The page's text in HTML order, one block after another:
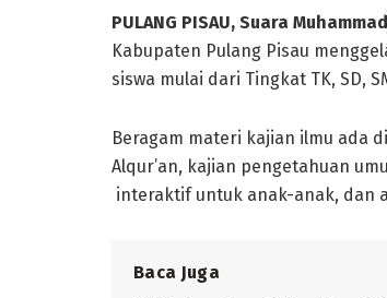
PULANG PISAU, Suara
Kabupaten Pulang Pisau
siswa mulai dari Tingkat TK, SD,
Beragam materi kajian ilmu ada
Alqur’an, kajian pengetahuan
interaktif untuk anak-anak, dan
Baca Juga